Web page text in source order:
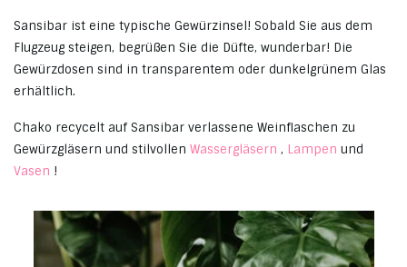
Sansibar ist eine typische Gewürzinsel! Sobald Sie aus dem
Flugzeug steigen, begrüßen Sie die Düfte, wunderbar! Die
Gewürzdosen sind in transparentem oder dunkelgrünem Glas
erhältlich.
Chako recycelt auf Sansibar verlassene Weinflaschen zu
Gewürzgläsern und stilvollen Wassergläsern , Lampen und
Vasen !